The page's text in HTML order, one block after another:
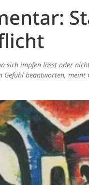
sich impfen lässt oder
Gefühl beantworten, meint